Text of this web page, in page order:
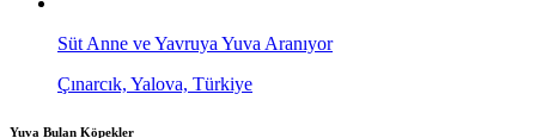
Süt Anne ve Yavruya Yuva Aranıyor
Çınarcık, Yalova, Türkiye
Yuva Bulan Köpekler